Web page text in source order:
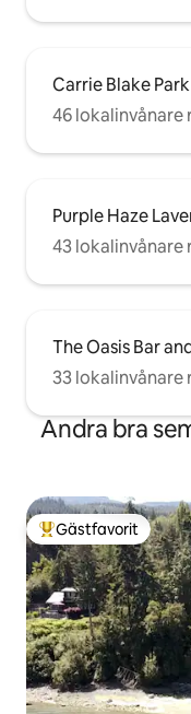
Carrie Blake Park
46
Purple Haze
43
The Oasis Bar
33
Andra bra
Populär gästfavorit
Gästfavorit